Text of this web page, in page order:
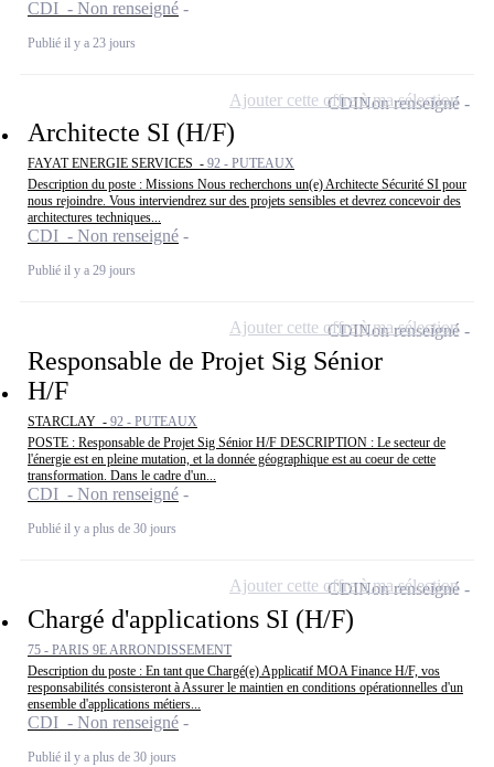
CDI - Non renseigné
Publié il y a 23 jours
Architecte SI (H/F)
FAYAT ENERGIE SERVICES - 92 - PUTEAUX
Description du poste : Missions Nous recherchons un(e) Architecte Sécurité SI pour
nous rejoindre. Vous interviendrez sur des projets sensibles et devrez concevoir des
architectures techniques...
CDI - Non renseigné
Publié il y a 29 jours
CDINon renseigné
Ajouter cette offre à ma sélection
Responsable de Projet Sig Sénior
H/F
STARCLAY - 92 - PUTEAUX
POSTE : Responsable de Projet Sig Sénior H/F DESCRIPTION : Le secteur de
l'énergie est en pleine mutation, et la donnée géographique est au coeur de cette
transformation. Dans le cadre d'un...
CDI - Non renseigné
Publié il y a plus de 30 jours
CDINon renseigné
Ajouter cette offre à ma sélection
Chargé d'applications SI (H/F)
75 - PARIS 9E ARRONDISSEMENT
Description du poste : En tant que Chargé(e) Applicatif MOA Finance H/F, vos
responsabilités consisteront à Assurer le maintien en conditions opérationnelles d'un
ensemble d'applications métiers...
CDI - Non renseigné
Publié il y a plus de 30 jours
CDINon renseigné
Ajouter cette offre à ma sélection